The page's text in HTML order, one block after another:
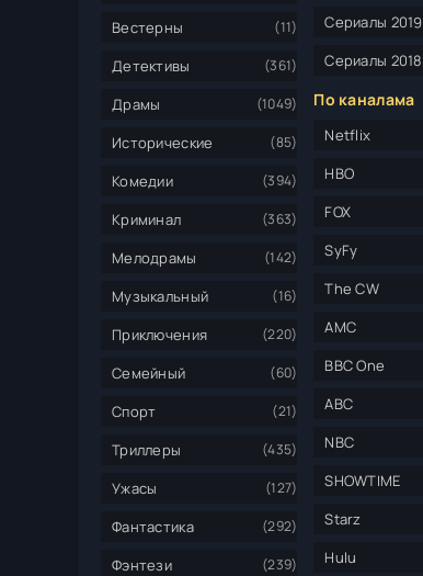
Вестерны (11)
Детективы (361)
Драмы (1049)
Исторические (85)
Комедии (394)
Криминал (363)
Мелодрамы (142)
Музыкальный (16)
Приключения (220)
Семейный (60)
Спорт (21)
Триллеры (435)
Ужасы (127)
Фантастика (292)
Фэнтези (239)
Сериалы 2019
Сериалы 2018
По каналама
Netflix
HBO
FOX
SyFy
The CW
AMC
BBC One
ABC
NBC
SHOWTIME
Starz
Hulu